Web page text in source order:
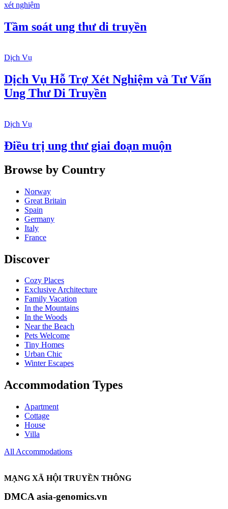
xét nghiệm
Tầm soát ung thư di truyền
Dịch Vụ
Dịch Vụ Hỗ Trợ Xét Nghiệm và Tư Vấn
Ung Thư Di Truyền
Dịch Vụ
Điều trị ung thư giai đoạn muộn
Browse by Country
Norway
Great Britain
Spain
Germany
Italy
France
Discover
Cozy Places
Exclusive Architecture
Family Vacation
In the Mountains
In the Woods
Near the Beach
Pets Welcome
Tiny Homes
Urban Chic
Winter Escapes
Accommodation Types
Apartment
Cottage
House
Villa
All Accommodations
MẠNG XÃ HỘI TRUYỀN THÔNG
DMCA asia-genomics.vn